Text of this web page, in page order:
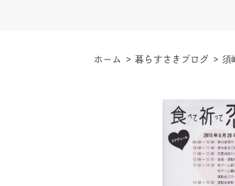
ホーム > 暮らすさきブログ > 須